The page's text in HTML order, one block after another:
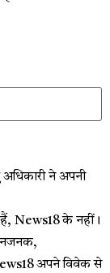
अधिकारी ने अपनी
हैं, News18 के नहीं।
अपने विवेक से